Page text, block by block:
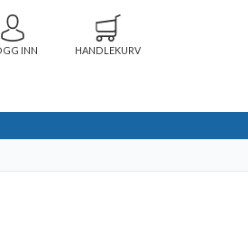
INN HANDLEKURV